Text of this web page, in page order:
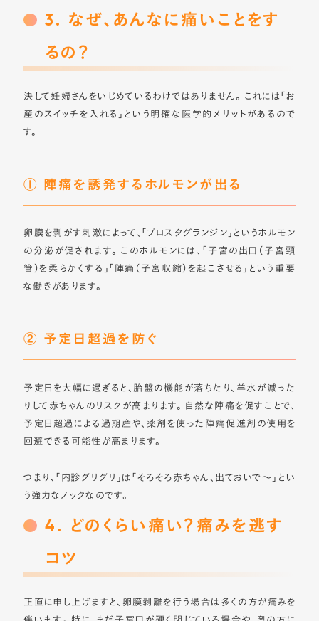
3. なぜ、あんなに痛いことをす
るの？
決して妊婦さんをいじめているわけではありません。 これには「お
産のスイッチを入れる」という明確な医学的メリットがあるので
す。
① 陣痛を誘発するホルモンが出る
卵膜を剥がす刺激によって、「プロスタグランジン」というホルモン
の分泌が促されます。 このホルモンには、「子宮の出口（子宮頸
管）を柔らかくする」「陣痛（子宮収縮）を起こさせる」という重要
な働きがあります。
② 予定日超過を防ぐ
予定日を大幅に過ぎると、胎盤の機能が落ちたり、羊水が減った
りして赤ちゃんのリスクが高まります。 自然な陣痛を促すことで、
予定日超過による過期産や、薬剤を使った陣痛促進剤の使用を
回避できる可能性が高まります。
つまり、「内診グリグリ」は「そろそろ赤ちゃん、出ておいで〜」とい
う強力なノックなのです。
4. どのくらい痛い？痛みを逃す
コツ
正直に申し上げますと、卵膜剥離を行う場合は多くの方が痛みを